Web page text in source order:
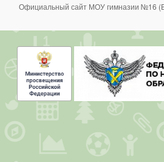
Официальный сайт МОУ гимназии №16